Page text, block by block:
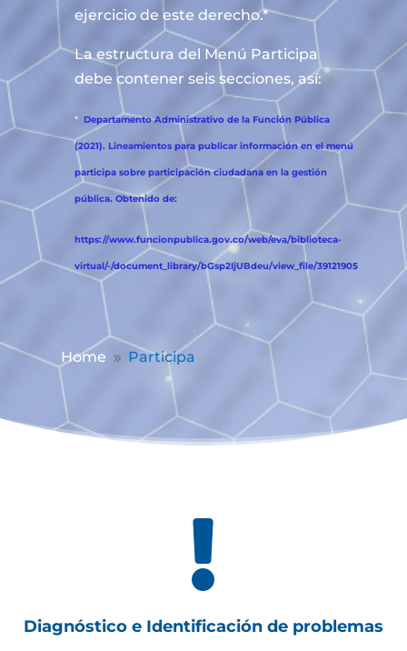
ejercicio de este derecho.*
La estructura del Menú Participa
debe contener seis secciones, así:
* Departamento Administrativo de la Función Pública
(2021). Lineamientos para publicar información en el menú
participa sobre participación ciudadana en la gestión
pública. Obtenido de:
https://www.funcionpublica.gov.co/web/eva/biblioteca-
virtual/-/document_library/bGsp2IjUBdeu/view_file/39121905
Home 9 Participa

Diagnóstico e Identificación de problemas